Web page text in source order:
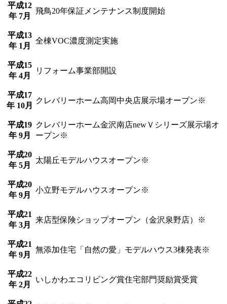
平成12
年 7月
飛鳥20年保証メンテナンス制度開始
平成13
年 1月
全棟VOC濃度測定実施
平成15
年 4月
リフォーム事業部開設
平成17
年 10月
クレバリーホーム高岡中央店展示場オープン※
平成19
年 9月
クレバリーホーム金沢南店newＶシリーズ展示場オ
ープン※
平成20
年 5月
太陽丘モデルハウスオープン※
平成20
年 9月
小立野モデルハウスオープン※
平成21
年 3月
来店型保険ショップオープン（金沢泉野店）※
平成21
年 9月
無添加住宅「自然の愛」モデルハウス3棟発表※
平成22
年 2月
いしかわエコリビング賞住宅部門奨励賞受賞